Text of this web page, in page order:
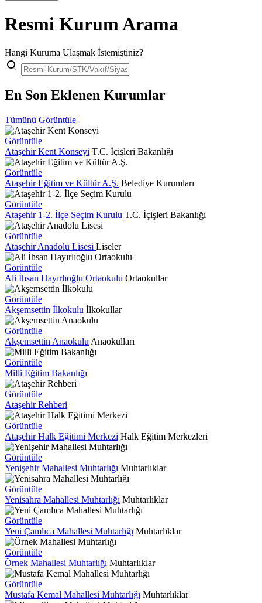
Resmi Kurum Arama
Hangi Kuruma Ulaşmak İstemiştiniz?
En Son Eklenen Kurumlar
Tümünü Görüntüle
Görüntüle
Ataşehir Kent Konseyi T.C. İçişleri Bakanlığı
Görüntüle
Ataşehir Eğitim ve Kültür A.Ş. Belediye Kurumları
Görüntüle
Ataşehir 1-2. İlçe Seçim Kurulu T.C. İçişleri Bakanlığı
Görüntüle
Ataşehir Anadolu Lisesi Liseler
Görüntüle
Ali İhsan Hayırlıoğlu Ortaokulu Ortaokullar
Görüntüle
Akşemsettin İlkokulu İlkokullar
Görüntüle
Akşemsettin Anaokulu Anaokulları
Görüntüle
Milli Eğitim Bakanlığı
Görüntüle
Ataşehir Rehberi
Görüntüle
Ataşehir Halk Eğitimi Merkezi Halk Eğitim Merkezleri
Görüntüle
Yenişehir Mahallesi Muhtarlığı Muhtarlıklar
Görüntüle
Yenisahra Mahallesi Muhtarlığı Muhtarlıklar
Görüntüle
Yeni Çamlıca Mahallesi Muhtarlığı Muhtarlıklar
Görüntüle
Örnek Mahallesi Muhtarlığı Muhtarlıklar
Görüntüle
Mustafa Kemal Mahallesi Muhtarlığı Muhtarlıklar